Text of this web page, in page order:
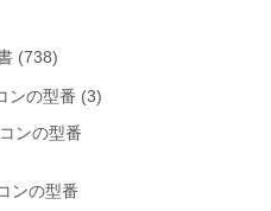
(738)
ンの型番 (3)
ンの型番
ンの型番